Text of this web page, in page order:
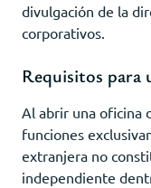
divulgación de la
corporativos.
Requisitos para
Al abrir una oficina
funciones
extranjera no
independiente